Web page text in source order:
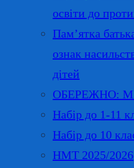
освіти до
Пам’ятка
ознак
дітей
ОБЕРЕЖНО:
Набір до 1-11
Набір до 10
НМТ 2025/2026